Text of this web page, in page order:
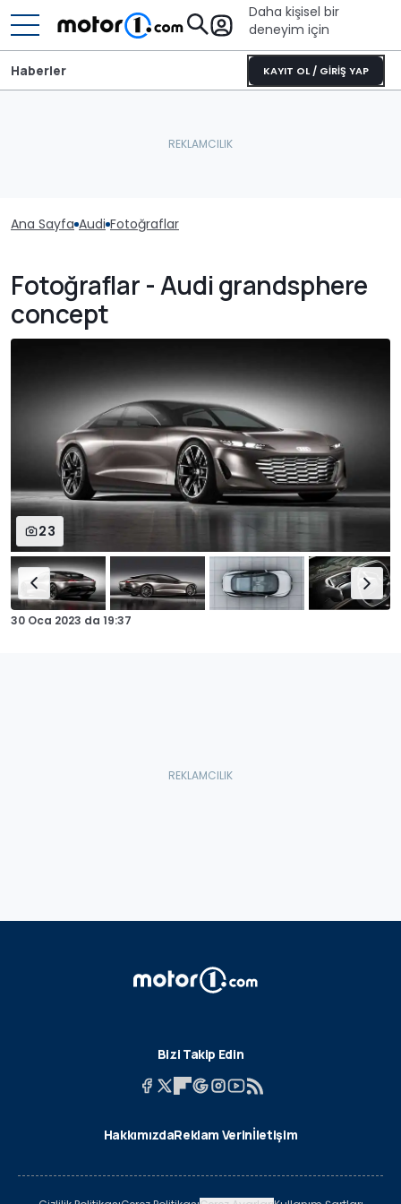
Daha kişisel bir
deneyim için
KAYIT OL / GİRİŞ YAP
Haberler
Ana Sayfa Audi Fotoğraflar
Fotoğraflar - Audi grandsphere
concept
23
30 Oca 2023 da 19:37
Bizi Takip Edin
HakkımızdaReklam Verinİletişim